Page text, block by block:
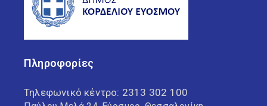
Πληροφορίες
Τηλεφωνικό κέντρο: 2313 302 100